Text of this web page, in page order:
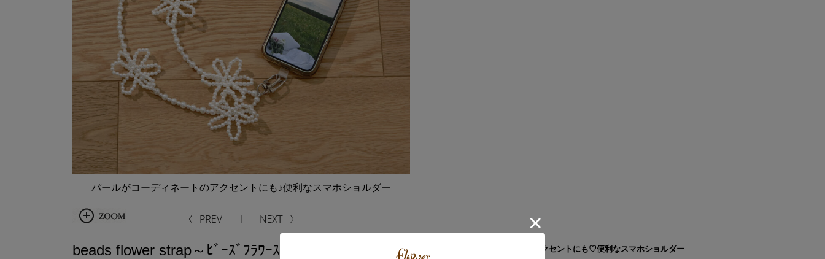
パールがコーディネートのアクセントにも♪便利なスマホショルダー
パールがコーディネートのアクセントにも♡便利なスマホショルダー
beads flower strap～ﾋﾞｰｽﾞﾌﾗﾜｰｽﾄﾗｯﾌﾟ